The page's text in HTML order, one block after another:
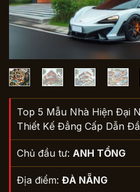
Top 5 Mẫu Nhà Hiện Đại
Thiết Kế Đẳng Cấp Dẫn
Chủ đầu tư: ANH TỔNG
Địa điểm: ĐÀ NẴNG